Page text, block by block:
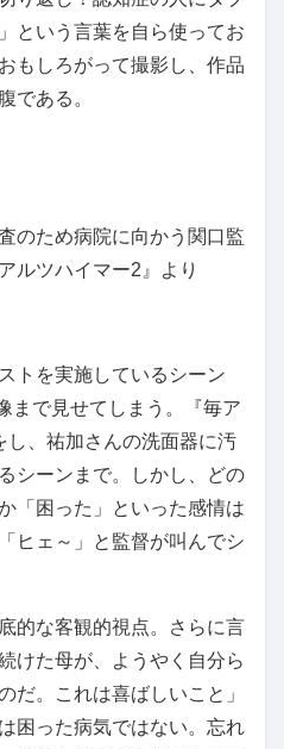
という言葉を自ら使ってお
もしろがって撮影し、作品
である。
のため病院に向かう関口監
ルツハイマー2』より
トを実施しているシーン
まで見せてしまう。『毎ア
し、祐加さんの洗面器に汚
シーンまで。しかし、どの
「困った」といった感情は
ヒェ～」と監督が叫んでシ
的な客観的視点。さらに言
けた母が、ようやく自分ら
だ。これは喜ばしいこと」
困った病気ではない。忘れ